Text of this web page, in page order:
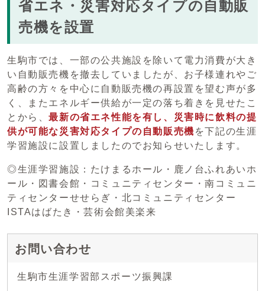
省エネ・災害対応タイプの自動販
売機を設置
生駒市では、一部の公共施設を除いて電力消費が大き
い自動販売機を撤去していましたが、お子様連れやご
高齢の方々を中心に自動販売機の再設置を望む声が多
く、またエネルギー供給が一定の落ち着きを見せたこ
とから、最新の省エネ性能を有し、災害時に飲料の提
供が可能な災害対応タイプの自動販売機 を下記の生涯
学習施設に設置しましたのでお知らせいたします。
◎生涯学習施設：たけまるホール・鹿ノ台ふれあいホ
ール・図書会館・コミュニティセンター・南コミュニ
ティセンターせせらぎ・北コミュニティセンター
ISTAはばたき・芸術会館美楽来
お問い合わせ
生駒市生涯学習部スポーツ振興課